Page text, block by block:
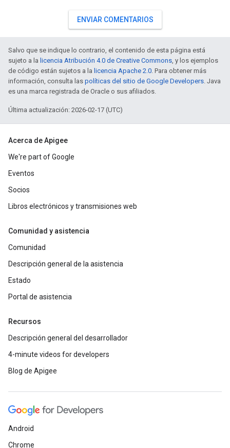
ENVIAR COMENTARIOS
Salvo que se indique lo contrario, el contenido de esta página está
sujeto a la licencia Atribución 4.0 de Creative Commons, y los ejemplos
de código están sujetos a la licencia Apache 2.0. Para obtener más
información, consulta las políticas del sitio de Google Developers. Java
es una marca registrada de Oracle o sus afiliados.
Última actualización: 2026-02-17 (UTC)
Acerca de Apigee
We're part of Google
Eventos
Socios
Libros electrónicos y transmisiones web
Comunidad y asistencia
Comunidad
Descripción general de la asistencia
Estado
Portal de asistencia
Recursos
Descripción general del desarrollador
4-minute videos for developers
Blog de Apigee
Android
Chrome